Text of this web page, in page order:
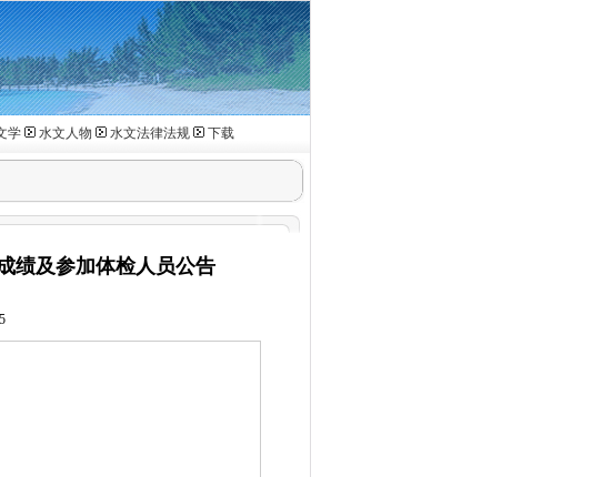
学 水文人物 水文法律法规 下载
绩及参加体检人员公告